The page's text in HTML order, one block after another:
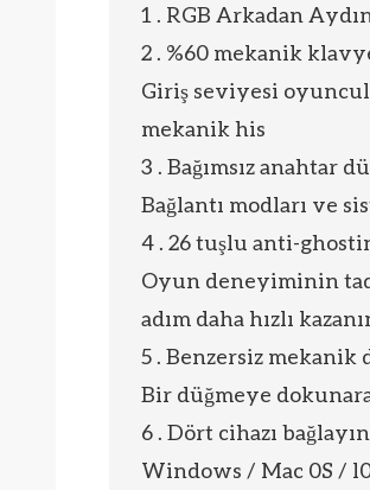
1 . RGB Arkadan
2 . %60 mekanik
Giriş seviyesi
mekanik his
3 . Bağımsız anahtar
Bağlantı modları ve
4 . 26 tuşlu anti-
Oyun deneyiminin
adım daha hızlı
5 . Benzersiz mekanik
Bir düğmeye
6 . Dört cihazı bağlayın
Windows / Mac 0S /